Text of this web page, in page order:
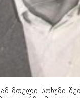
მთელი  სოხუმი